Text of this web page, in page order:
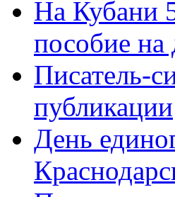
На Кубани
пособие на
Писатель-
публикации
День